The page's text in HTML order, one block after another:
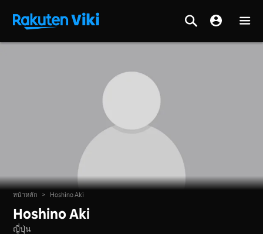
หน้าหลัก > Hoshino Aki
Hoshino Aki
ญี่ปุ่น